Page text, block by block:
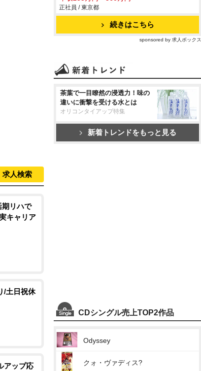
求人検索
期リハで
キャリア
/土日祝休
アップ応
正社員 / 東京都
続きはこちら
sponsored by 求人ボックス
茶葉で一目瞭然の浸透力！味の
違いに衝撃を受ける水とは
オリコンタイアップ特集
新着トレンドをもっと見る
CDシングル売上TOP2作品
Odyssey
クォ・ヴァディス?